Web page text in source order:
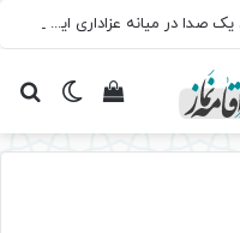
نماز ظهر اربعین؛ هنگامی که اصفهان یک صدا در میانه عزاداری ایستاد
تغییرمشاهده